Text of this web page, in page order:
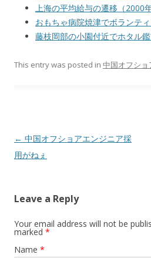
上海の平均給与の遷移（2000
おもちゃ病院焼津でボランテ
藤枝岡部の小園付近でホタル
This entry was posted in 中国オフショ
Post navigation
← 中国オフショアエンジニア採
用がねぇ
Leave a Reply
Your email address will not be
marked *
Name *